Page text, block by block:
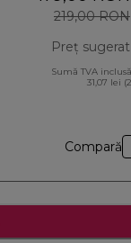
219,00 RON
Preț sugerat
Sumă TVA
31,07 lei
Compară